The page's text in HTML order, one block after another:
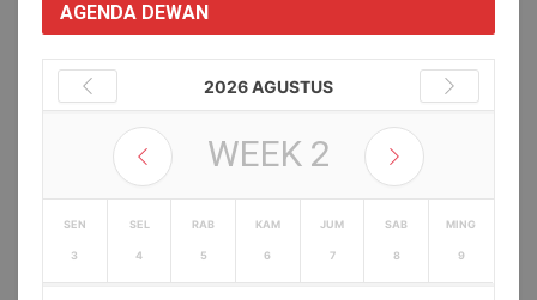
AGENDA DEWAN
2026 AGUSTUS
WEEK 2
SEN
3
SEL
4
RAB
5
KAM
6
JUM
7
SAB
8
MING
9